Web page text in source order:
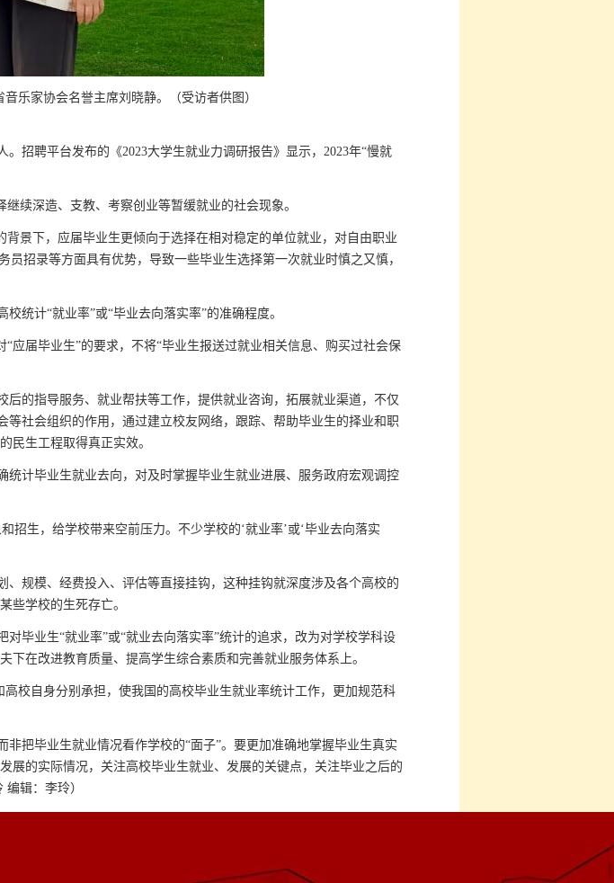
乐家协会名誉主席刘晓静。（受访者供图）
招聘平台发布的《2023大学生就业力调研报告》显示，2023年“慢就
续深造、支教、考察创业等暂缓就业的社会现象。
景下，应届毕业生更倾向于选择在相对稳定的单位就业，对自由职业
招录等方面具有优势，导致一些毕业生选择第一次就业时慎之又慎，
统计“就业率”或“毕业去向落实率”的准确程度。
应届毕业生”的要求，不将“毕业生报送过就业相关信息、购买过社会保
的指导服务、就业帮扶等工作，提供就业咨询，拓展就业渠道，不仅
等社会组织的作用，通过建立校友网络，跟踪、帮助毕业生的择业和职
民生工程取得真正实效。
计毕业生就业去向，对及时掌握毕业生就业进展、服务政府宏观调控
生，给学校带来空前压力。不少学校的‘就业率’或‘毕业去向落实
规模、经费投入、评估等直接挂钩，这种挂钩就深度涉及各个高校的
些学校的生死存亡。
毕业生“就业率”或“就业去向落实率”统计的追求，改为对学校学科设
在改进教育质量、提高学生综合素质和完善就业服务体系上。
校自身分别承担，使我国的高校毕业生就业率统计工作，更加规范科
把毕业生就业情况看作学校的“面子”。要更加准确地掌握毕业生真实
展的实际情况，关注高校毕业生就业、发展的关键点，关注毕业之后的
辑：李玲）